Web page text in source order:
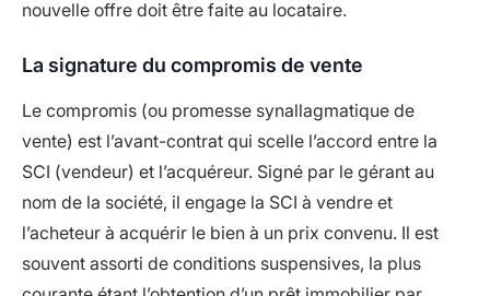
nouvelle offre doit être faite au locataire.
La signature du compromis de vente
Le compromis (ou promesse synallagmatique de
vente) est l’avant-contrat qui scelle l’accord entre la
SCI (vendeur) et l’acquéreur. Signé par le gérant au
nom de la société, il engage la SCI à vendre et
l’acheteur à acquérir le bien à un prix convenu. Il est
souvent assorti de conditions suspensives, la plus